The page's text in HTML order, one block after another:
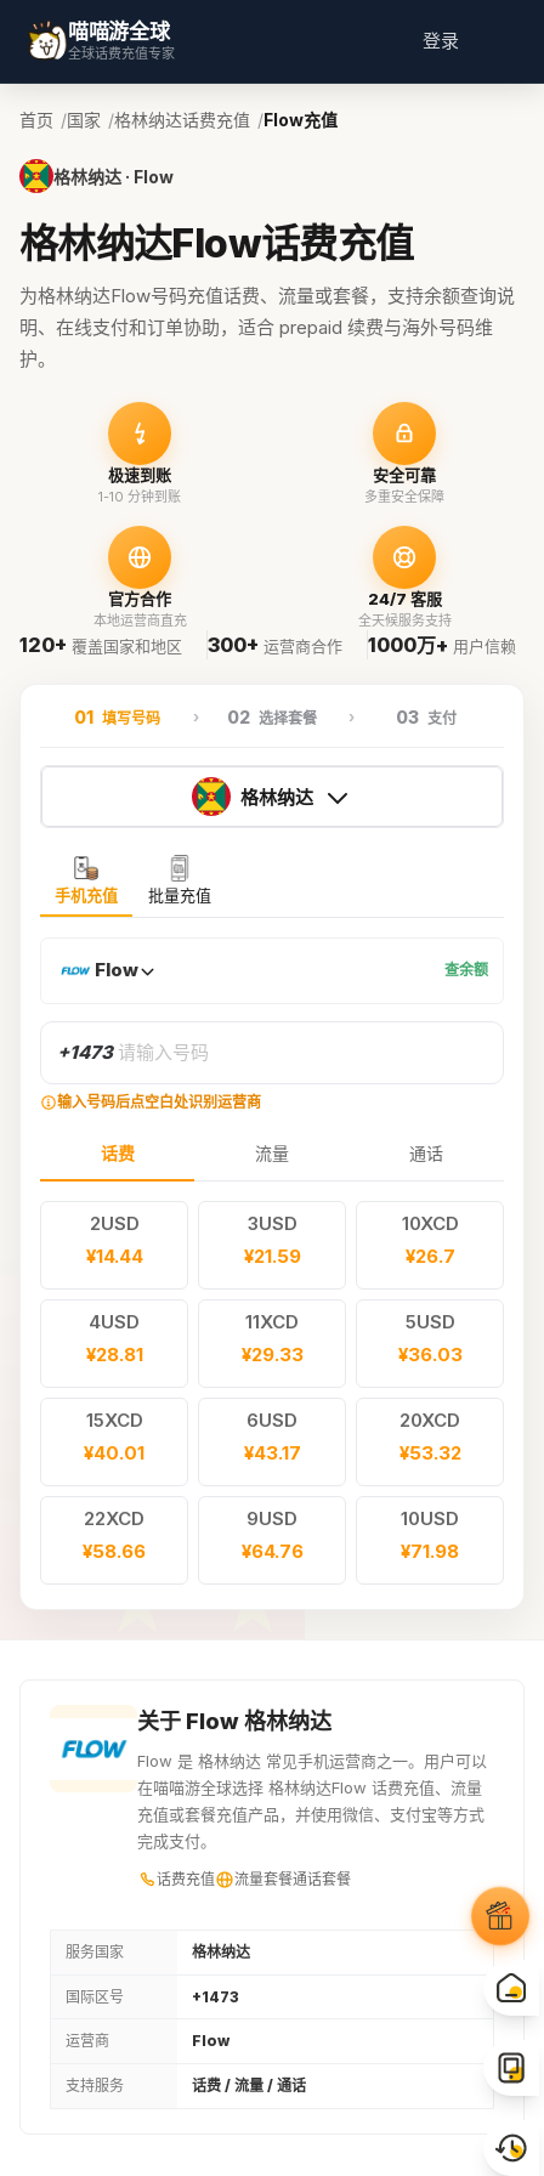
喵喵游全球
全球话费充值专家
登录
首页 国家 格林纳达话费充值 Flow充值
格林纳达 · Flow
格林纳达Flow话费充值
为格林纳达Flow号码充值话费、流量或套餐，支持余额查询说
明、在线支付和订单协助，适合 prepaid 续费与海外号码维
护。
极速到账
1-10 分钟到账
安全可靠
多重安全保障
官方合作
本地运营商直充
24/7 客服
全天候服务支持
120+ 覆盖国家和地区 300+ 运营商合作 1000万+ 用户信赖
01 填写号码 02 选择套餐 03 支付
格林纳达
手机充值 批量充值
Flow 查余额
+1473 请输入号码
输入号码后点空白处识别运营商
话费 流量 通话
2USD
¥14.44
3USD
¥21.59
10XCD
¥26.7
4USD
¥28.81
11XCD
¥29.33
5USD
¥36.03
15XCD
¥40.01
6USD
¥43.17
20XCD
¥53.32
22XCD
¥58.66
9USD
¥64.76
10USD
¥71.98
15USD
¥107.93
50XCD
¥133.27
¥143.95
30USD
¥215.85
关于 Flow 格林纳达
Flow 是 格林纳达 常见手机运营商之一。用户可以
在喵喵游全球选择 格林纳达Flow 话费充值、流量
充值或套餐充值产品，并使用微信、支付宝等方式
完成支付。
话费充值 流量套餐通话套餐
服务国家 格林纳达
国际区号 +1473
运营商 Flow
支持服务 话费 / 流量 / 通话